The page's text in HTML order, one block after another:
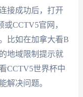
接成功后，打开
CCTV5官网，
比如在加拿大看B
地域限制提示就
CCTV5世界杯中
解决问题。